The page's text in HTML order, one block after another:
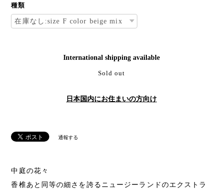
種類
International shipping available
Sold out
日本国内にお住まいの方向け
通報する
中庭の花々
香椎あと同等の細さを誇るニュージーランドのエクストラ